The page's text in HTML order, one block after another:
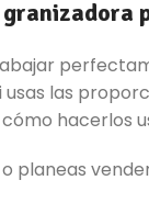
las
hacerlos
planeas